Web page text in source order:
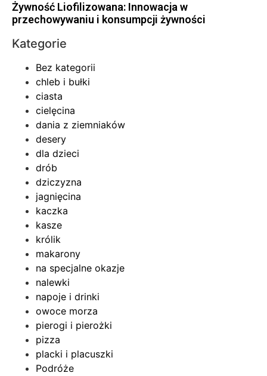
Żywność Liofilizowana: Innowacja w
przechowywaniu i konsumpcji żywności
Kategorie
Bez kategorii
chleb i bułki
ciasta
cielęcina
dania z ziemniaków
desery
dla dzieci
drób
dziczyzna
jagnięcina
kaczka
kasze
królik
makarony
na specjalne okazje
nalewki
napoje i drinki
owoce morza
pierogi i pierożki
pizza
placki i placuszki
Podróże